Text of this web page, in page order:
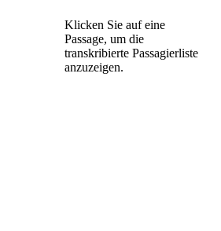
Klicken Sie auf eine
Passage, um die
transkribierte Passagierliste
anzuzeigen.